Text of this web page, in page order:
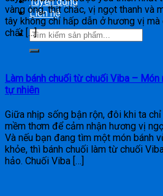
Liên hệ
vàng óng, thịt chắc, vị ngọt thanh và
tây không chỉ hấp dẫn ở hương vị
chất […]
Làm bánh chuối từ chuối Viba –
tự nhiên
Giữa nhịp sống bận rộn, đôi khi ta
mềm thơm để cảm nhận hương vị
Và nếu bạn đang tìm một món bánh
khỏe, thì bánh chuối làm từ chuối
hảo. Chuối Viba […]